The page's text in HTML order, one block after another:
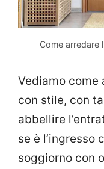
Come arredare
Vediamo come
con stile, con
abbellire
se è l’ingresso
soggiorno con